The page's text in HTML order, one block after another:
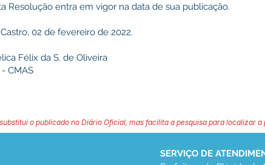
Resolução entra em vigor na data de sua publicação.
02 de fevereiro de 2022.
Félix da S. de Oliveira
CMAS
o publicado no Diário Oficial, mas facilita a pesquisa para localizar
SERVIÇO DE